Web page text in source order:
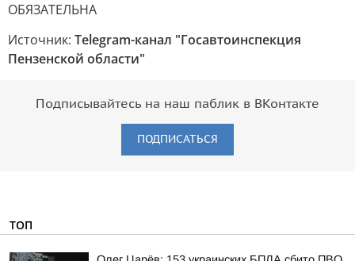
ОБЯЗАТЕЛЬНА
Источник: Telegram-канал "Госавтоинспекция
Пензенской области"
Подписывайтесь на наш паблик в ВКонтакте
ПОДПИСАТЬСЯ
ТОП